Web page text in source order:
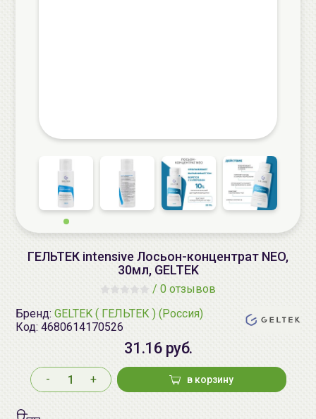
ГЕЛЬТЕК intensive Лосьон-концентрат NEO,
30мл, GELTEK
/ 0 отзывов
Бренд: GELTEK ( ГЕЛЬТЕК ) (Россия)
Код: 4680614170526
31.16 руб.
- + в корзину